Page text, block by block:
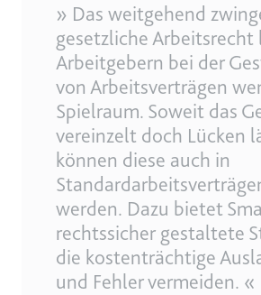
» Das weitgehend
gesetzliche Arbeitsrecht
Arbeitgebern bei der
von Arbeitsverträgen
Spielraum. Soweit das
vereinzelt doch Lücken
können diese auch in
werden. Dazu bietet
rechtssicher gestaltete
die kostenträchtige
und Fehler vermeiden. «